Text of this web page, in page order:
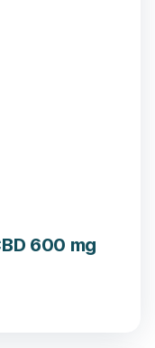
600 mg